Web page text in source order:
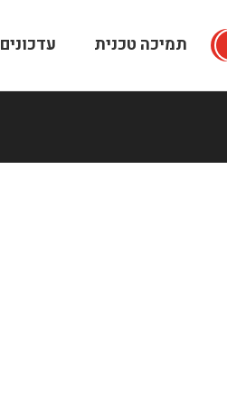
תמיכה טכנית עדכונים